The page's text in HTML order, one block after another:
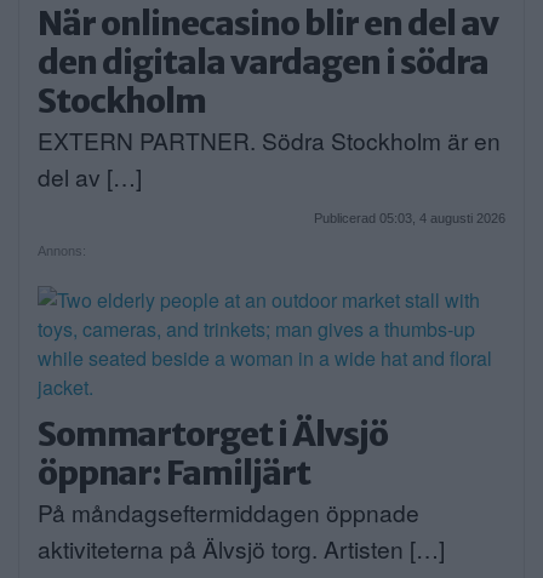
När onlinecasino blir en del av
den digitala vardagen i södra
Stockholm
EXTERN PARTNER. Södra Stockholm är en
del av […]
Publicerad 05:03, 4 augusti 2026
Annons:
Sommartorget i Älvsjö
öppnar: Familjärt
På måndagseftermiddagen öppnade
aktiviteterna på Älvsjö torg. Artisten […]